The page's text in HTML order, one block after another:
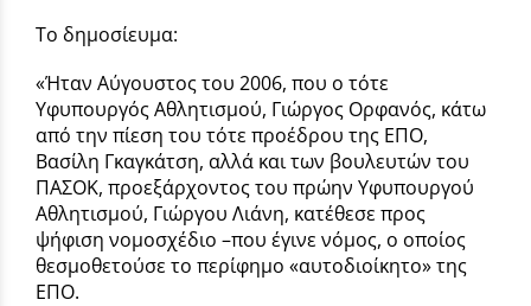
Το δημοσίευμα:
«Ήταν Αύγουστος του 2006, που ο τότε
Υφυπουργός Αθλητισμού, Γιώργος Ορφανός, κάτω
από την πίεση του τότε προέδρου της ΕΠΟ,
Βασίλη Γκαγκάτση, αλλά και των βουλευτών του
ΠΑΣΟΚ, προεξάρχοντος του πρώην Υφυπουργού
Αθλητισμού, Γιώργου Λιάνη, κατέθεσε προς
ψήφιση νομοσχέδιο –που έγινε νόμος, ο οποίος
θεσμοθετούσε το περίφημο «αυτοδιοίκητο» της
ΕΠΟ.